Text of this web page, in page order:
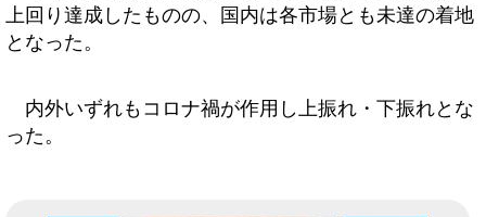
上回り達成したものの、国内は各市場とも未達の着地
となった。
内外いずれもコロナ禍が作用し上振れ・下振れとな
った。